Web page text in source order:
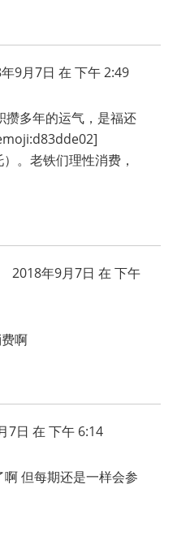
9月7日 在 下午 2:49
攒多年的运气，是福还
。老铁们理性消费，
2018年9月7日 在 下午
啊
7日 在 下午 6:14
但每期还是一样会参